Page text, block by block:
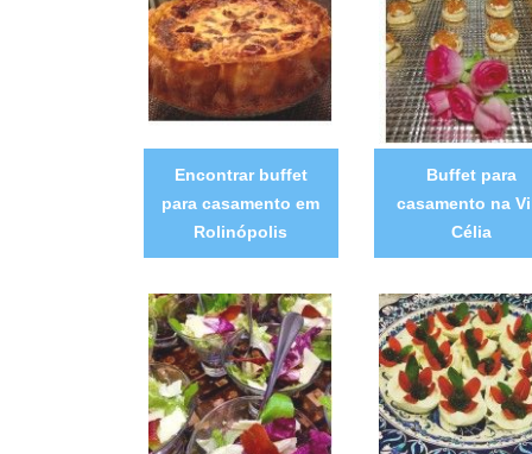
Encontrar buffet
para casamento em
Rolinópolis
Buffet para
casamento na
Célia